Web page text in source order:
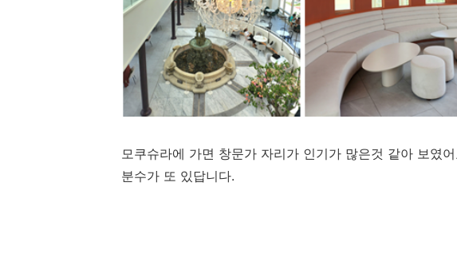
모쿠슈라에 가면 창문가 자리가 인기가 많은것 같아 보였
분수가 또 있답니다.